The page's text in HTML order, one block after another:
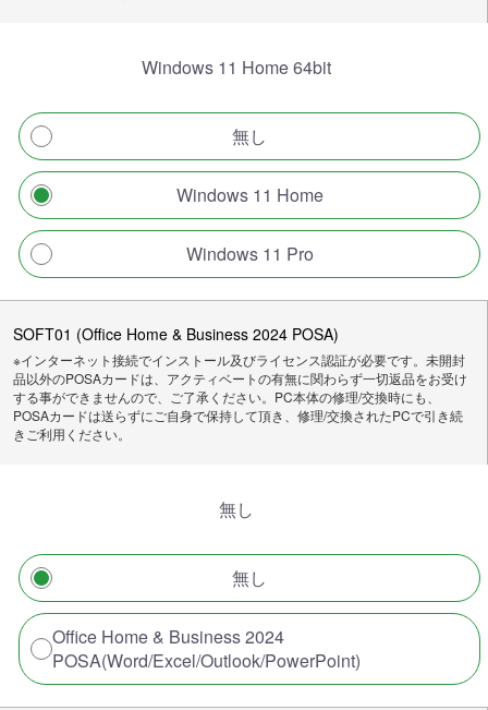
Windows 11 Home 64bit
無し
Windows 11 Home
Windows 11 Pro
SOFT01 (Office Home & Business 2024 POSA)
※インターネット接続でインストール及びライセンス認証が必要です。未開封
品以外のPOSAカードは、アクティベートの有無に関わらず一切返品をお受け
する事ができませんので、ご了承ください。PC本体の修理/交換時にも、
POSAカードは送らずにご自身で保持して頂き、修理/交換されたPCで引き続
きご利用ください。
無し
無し
Office Home & Business 2024
POSA(Word/Excel/Outlook/PowerPoint)